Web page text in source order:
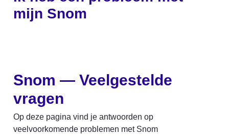
mijn Snom
Snom — Veelgestelde
vragen
Op deze pagina vind je antwoorden op
veelvoorkomende problemen met Snom